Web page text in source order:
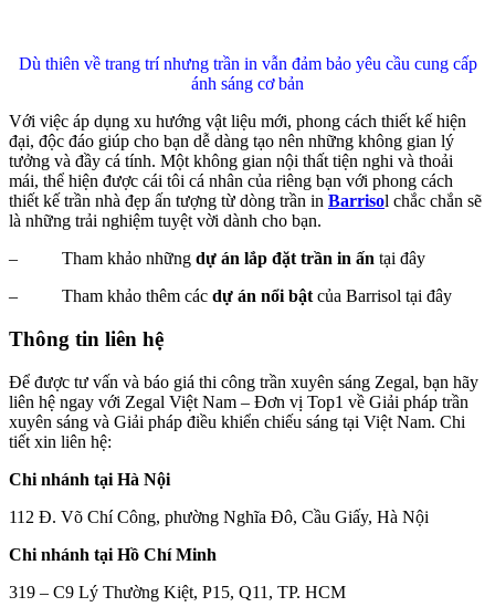
Dù thiên về trang trí nhưng trần in vẫn đảm bảo yêu cầu cung cấp
ánh sáng cơ bản
Với việc áp dụng xu hướng vật liệu mới, phong cách thiết kế hiện
đại, độc đáo giúp cho bạn dễ dàng tạo nên những không gian lý
tưởng và đầy cá tính. Một không gian nội thất tiện nghi và thoải
mái, thể hiện được cái tôi cá nhân của riêng bạn với phong cách
thiết kế trần nhà đẹp ấn tượng từ dòng trần in Barrisol chắc chắn sẽ
là những trải nghiệm tuyệt vời dành cho bạn.
– Tham khảo những dự án lắp đặt trần in ấn tại đây
– Tham khảo thêm các dự án nổi bật của Barrisol tại đây
Thông tin liên hệ
Để được tư vấn và báo giá thi công trần xuyên sáng Zegal, bạn hãy
liên hệ ngay với Zegal Việt Nam – Đơn vị Top1 về Giải pháp trần
xuyên sáng và Giải pháp điều khiển chiếu sáng tại Việt Nam. Chi
tiết xin liên hệ:
Chi nhánh tại Hà Nội
112 Đ. Võ Chí Công, phường Nghĩa Đô, Cầu Giấy, Hà Nội
Chi nhánh tại Hồ Chí Minh
319 – C9 Lý Thường Kiệt, P15, Q11, TP. HCM